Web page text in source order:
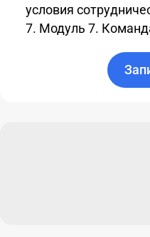
условия
Модуль 7.